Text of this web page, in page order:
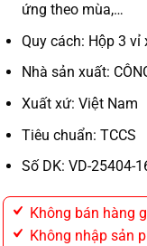
ứng theo mùa,…
Quy cách: Hộp 3 vỉ
Nhà sản xuất:
Xuất xứ: Việt Nam
Tiêu chuẩn: TCCS
Số DK: VD-25404-
Không bán hàng
Không nhập sản